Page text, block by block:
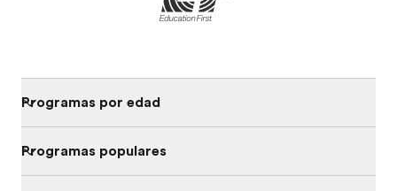
Programas por edad
Programas populares